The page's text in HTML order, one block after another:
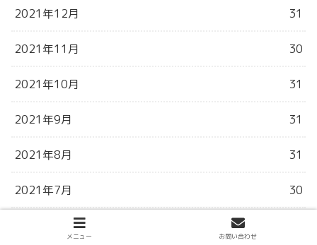
2021年12月 31
2021年11月 30
2021年10月 31
2021年9月 31
2021年8月 31
2021年7月 30
メニュー お問い合わせ